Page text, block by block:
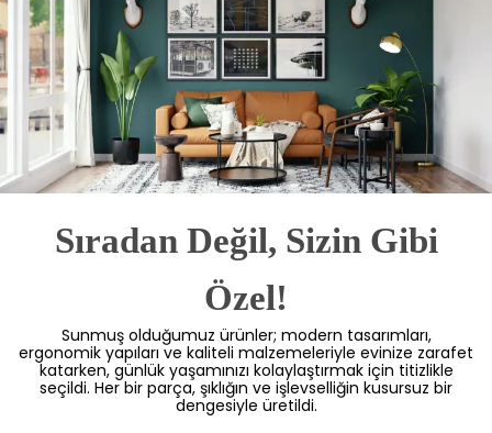
Sıradan Değil, Sizin Gibi
Özel!
Sunmuş olduğumuz ürünler; modern tasarımları,
ergonomik yapıları ve kaliteli malzemeleriyle evinize zarafet
katarken, günlük yaşamınızı kolaylaştırmak için titizlikle
seçildi. Her bir parça, şıklığın ve işlevselliğin kusursuz bir
dengesiyle üretildi.